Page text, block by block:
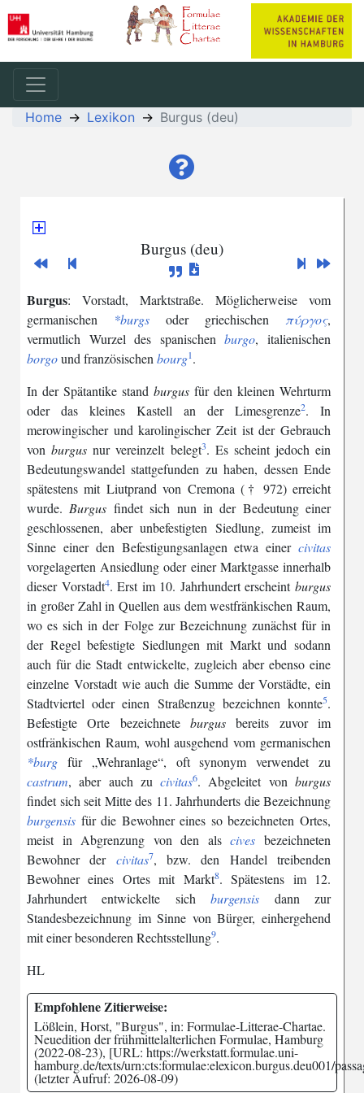
Home Lexikon Burgus (deu)
Burgus (deu)
Burgus: Vorstadt, Marktstraße. Möglicherweise
vom
germanischen
*burgs oder griechischen πύργος,
vermutlich Wurzel des spanischen burgo,italienischen
borgound französischen bourg1.
In der Spätantike stand burgus für den kleinen Wehrturm
oder
das kleines Kastell an der Limesgrenze2. In
merowingischer und karolingischer Zeit ist der Gebrauch
von burgus nur vereinzelt belegt3. Es scheint jedoch ein
Bedeutungswandel stattgefunden zu haben, dessen Ende
spätestens mit Liutprand von Cremona († 972)erreicht
wurde. Burgus findet sich nun in der Bedeutung einer
geschlossenen,aber unbefestigten Siedlung, zumeist im
Sinne einer den Befestigungsanlagen etwa einer civitas
vorgelagerten Ansiedlung oder einer Marktgasse innerhalb
dieser Vorstadt4.Erst im 10. Jahrhundert erscheint burgus
in großer Zahl in Quellen aus dem westfränkischen Raum,
wo es sich in der Folge zur Bezeichnung zunächst für in
der Regel befestigte Siedlungen mit Markt und sodann
auch für die Stadt entwickelte, zugleich aber ebenso eine
einzelne Vorstadt wie auch die Summe der Vorstädte, ein
Stadtviertel oder einen Straßenzug bezeichnen konnte5.
Befestigte Orte bezeichnete burgus bereits zuvor im
ostfränkischen Raum, wohl ausgehend vom germanischen
*burg für „Wehranlage“, oft synonym verwendet zu
castrum,aber auch zu civitas6. Abgeleitet von burgus
findet sich seit Mitte des 11. Jahrhunderts die Bezeichnung
burgensis für die Bewohner eines so bezeichneten Ortes,
meist in Abgrenzung von den als cives bezeichneten
Bewohner der civitas7,bzw.den Handel
treibenden
Bewohner eines Ortes mit Markt8.Spätestens im 12.
Jahrhundert
entwickelte sich burgensis dann
zur
Standesbezeichnung im Sinne von Bürger,einhergehend
miteinerbesonderen Rechtsstellung9.
HL
Empfohlene Zitierweise:
Lößlein, Horst, "Burgus", in: Formulae-Litterae-Chartae.
Neuedition der frühmittelalterlichen Formulae, Hamburg
(2022-08-23), [URL: https://werkstatt.formulae.uni-
hamburg.de/texts/urn:cts:formulae:elexicon.burgus.deu001/
(letzter Aufruf: 2026-08-09)